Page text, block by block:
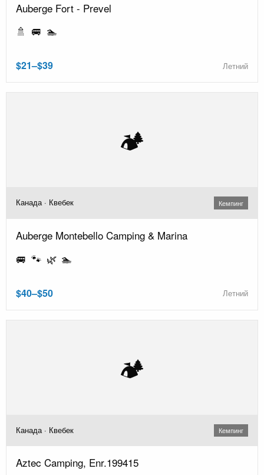
Auberge Fort - Prevel
🚿 🚐 🏊
$21–$39 Летний
🏕️
Канада · Квебек Кемпинг
Auberge Montebello Camping & Marina
🚐 🐾 🌿 🏊
$40–$50 Летний
🏕️
Канада · Квебек Кемпинг
Aztec Camping, Enr.199415